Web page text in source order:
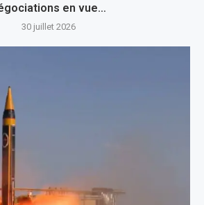
en vue…
30 juillet 2026